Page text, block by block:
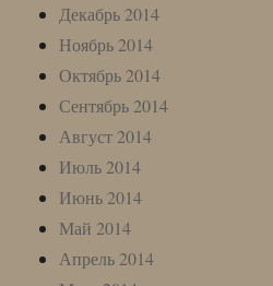
Декабрь 2014
Ноябрь 2014
Октябрь 2014
Сентябрь 2014
Август 2014
Июль 2014
Июнь 2014
Май 2014
Апрель 2014